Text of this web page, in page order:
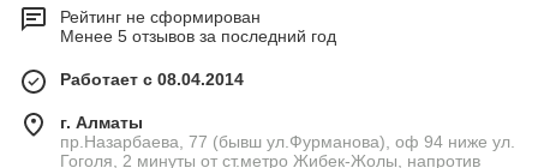
Рейтинг не сформирован
Менее 5 отзывов за последний год
Работает с 08.04.2014
г. Алматы
пр.Назарбаева, 77 (бывш ул.Фурманова), оф 94 ниже ул.
Гоголя, 2 минуты от ст.метро Жибек-Жолы, напротив